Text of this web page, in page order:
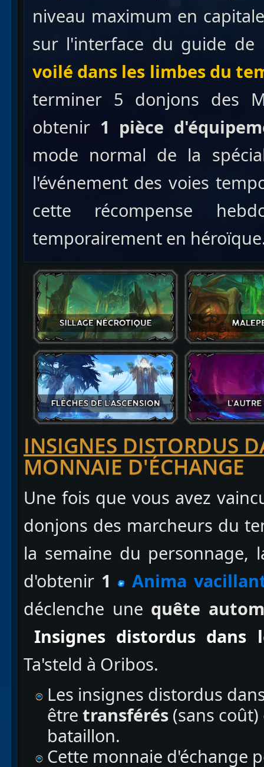
niveau maximum en
sur l'interface du guide de
voilé dans les limbes du
terminer 5 donjons des
obtenir 1 pièce
mode normal de la
l'événement des voies
cette récompense
temporairement en
INSIGNES DISTORDUS
MONNAIE D'ÉCHANGE
Une fois que vous avez
donjons des marcheurs du
la semaine du personnage,
d'obtenir 1
Anima
déclenche une quête
Insignes distordus dans
Ta'steld à Oribos.
Les insignes distordus
être transférés (sans
bataillon.
Cette monnaie d'échange